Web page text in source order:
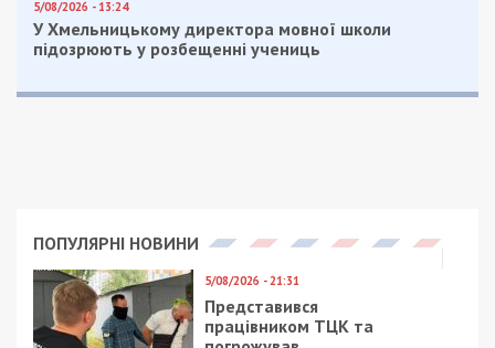
Facebook
Telegram
Twitter
WhatsApp
ViberEmail
Категории:Суспільство| Метки:
происшествия